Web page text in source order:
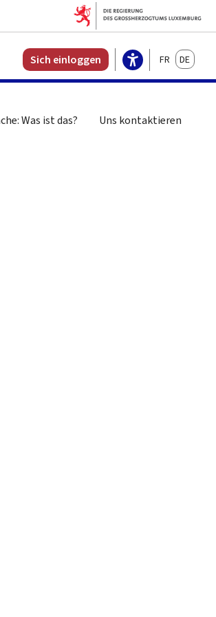
Sich einloggen FrançaisDeutsch
Was ist das? Uns kontaktieren